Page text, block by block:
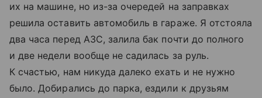
их на машине, но из-за очередей на заправках
решила оставить автомобиль в гараже. Я отстояла
два часа перед АЗС, залила бак почти до полного
и две недели вообще не садилась за руль.
К счастью, нам никуда далеко ехать и не нужно
было. Добирались до парка, ездили к друзьям